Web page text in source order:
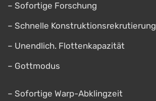
– Sofortige Forschung
– Schnelle Konstruktionsrekrutierung
– Unendlich. Flottenkapazität
– Gottmodus
– Sofortige Warp-Abklingzeit